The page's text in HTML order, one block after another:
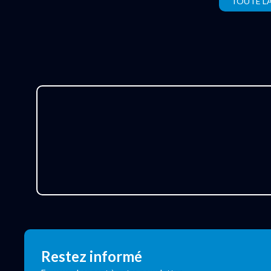
Restez informé